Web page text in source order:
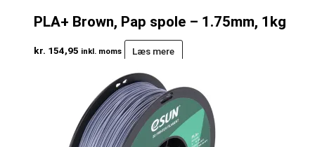
PLA+ Brown, Pap spole – 1.75mm, 1kg
kr. 154,95 inkl. moms Læs mere